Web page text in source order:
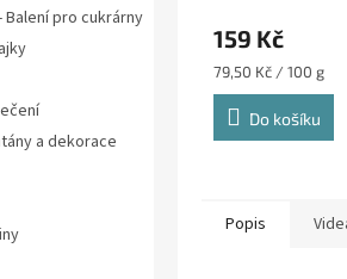
Balení pro cukrárny
a dekorace
159 Kč
Měrná
cena:
79,50 Kč / 100 g
Do košíku
Popis